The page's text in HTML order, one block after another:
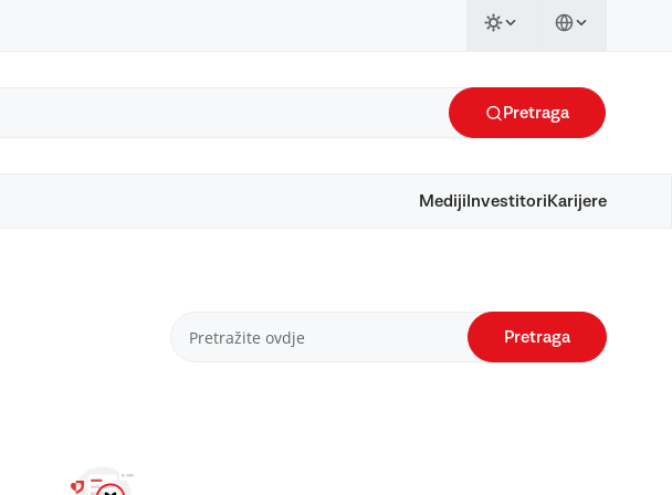
Pretraga
Mediji Investitori Karijere
Pretraga